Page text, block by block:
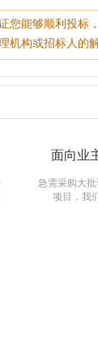
您能够顺利投标
机构或招标人的
面向业
急需采购大
项目，我